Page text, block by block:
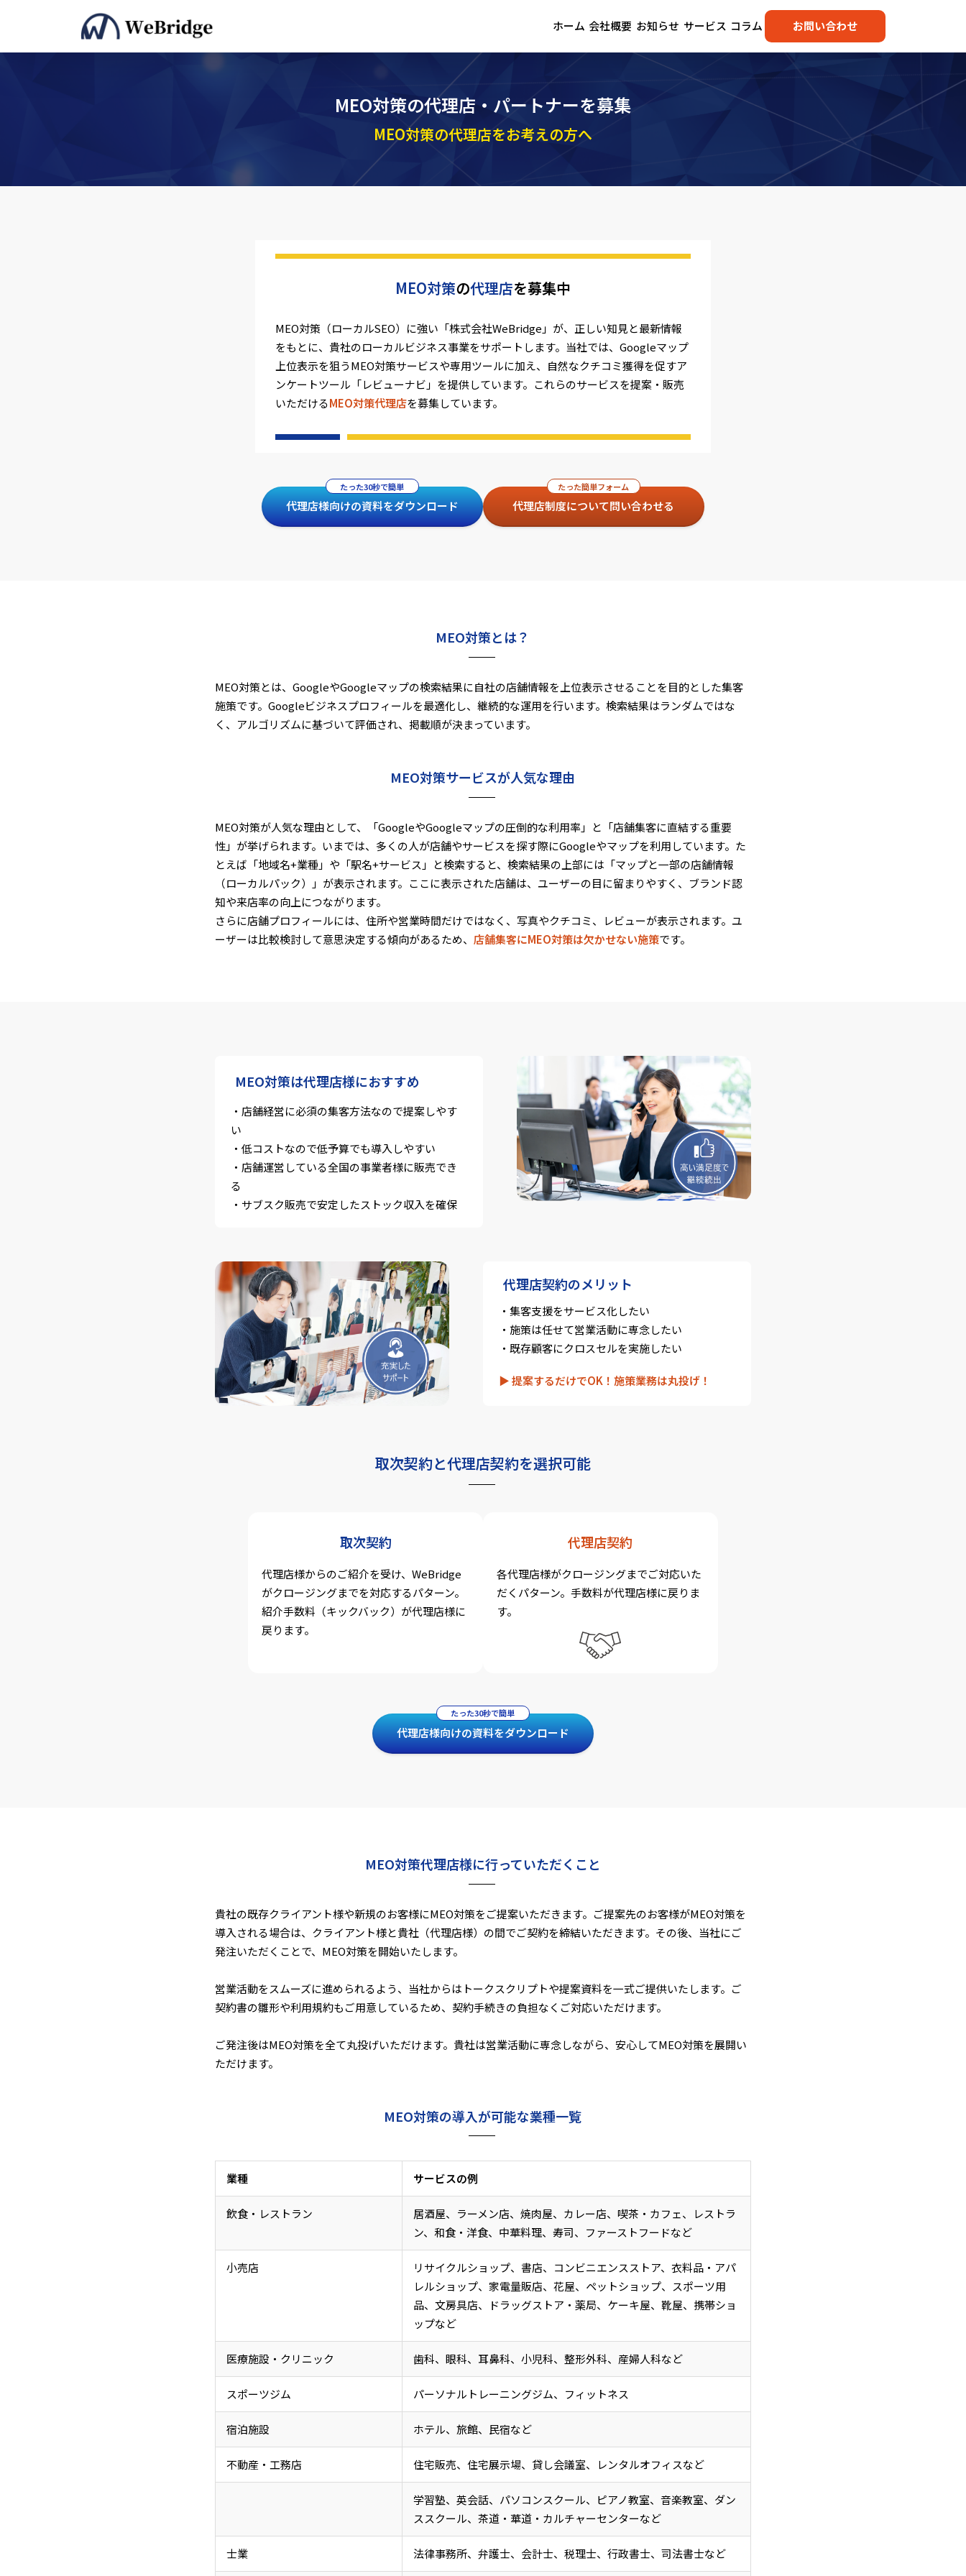
ホーム 会社概要 お知らせ サービス コラム お問い合わせ
MEO対策の代理店・パートナーを募集
MEO対策の代理店をお考えの方へ
MEO対策の代理店を募集中
MEO対策（ローカルSEO）に強い「株式会社WeBridge」が、正しい知見と最新情報
をもとに、貴社のローカルビジネス事業をサポートします。当社では、Googleマップ
上位表示を狙うMEO対策サービスや専用ツールに加え、自然なクチコミ獲得を促すア
ンケートツール「レビューナビ」を提供しています。これらのサービスを提案・販売
いただけるMEO対策代理店を募集しています。
たった30秒で簡単
代理店様向けの資料をダウンロード
たった簡単フォーム
代理店制度について問い合わせる
MEO対策とは？
MEO対策とは、GoogleやGoogleマップの検索結果に自社の店舗情報を上位表示させることを目的とした集客
施策です。Googleビジネスプロフィールを最適化し、継続的な運用を行います。検索結果はランダムではな
く、アルゴリズムに基づいて評価され、掲載順が決まっています。
MEO対策サービスが人気な理由
MEO対策が人気な理由として、「GoogleやGoogleマップの圧倒的な利用率」と「店舗集客に直結する重要
性」が挙げられます。いまでは、多くの人が店舗やサービスを探す際にGoogleやマップを利用しています。た
とえば「地域名+業種」や「駅名+サービス」と検索すると、検索結果の上部には「マップと一部の店舗情報
（ローカルパック）」が表示されます。ここに表示された店舗は、ユーザーの目に留まりやすく、ブランド認
知や来店率の向上につながります。
さらに店舗プロフィールには、住所や営業時間だけではなく、写真やクチコミ、レビューが表示されます。ユ
ーザーは比較検討して意思決定する傾向があるため、 店舗集客にMEO対策は欠かせない施策です。
MEO対策は代理店様におすすめ
・店舗経営に必須の集客方法なので提案しやす
い
・低コストなので低予算でも導入しやすい
・店舗運営している全国の事業者様に販売でき
る
・サブスク販売で安定したストック収入を確保
代理店契約のメリット
・集客支援をサービス化したい
・施策は任せて営業活動に専念したい
・既存顧客にクロスセルを実施したい
▶︎ 提案するだけでOK！施策業務は丸投げ！
取次契約と代理店契約を選択可能
取次契約
代理店様からのご紹介を受け、WeBridge
がクロージングまでを対応するパターン。
紹介手数料（キックバック）が代理店様に
戻ります。
代理店契約
各代理店様がクロージングまでご対応いた
だくパターン。手数料が代理店様に戻りま
す。
たった30秒で簡単
代理店様向けの資料をダウンロード
MEO対策代理店様に行っていただくこと
貴社の既存クライアント様や新規のお客様にMEO対策をご提案いただきます。ご提案先のお客様がMEO対策を
導入される場合は、クライアント様と貴社（代理店様）の間でご契約を締結いただきます。その後、当社にご
発注いただくことで、MEO対策を開始いたします。
営業活動をスムーズに進められるよう、当社からはトークスクリプトや提案資料を一式ご提供いたします。ご
契約書の雛形や利用規約もご用意しているため、契約手続きの負担なくご対応いただけます。
ご発注後はMEO対策を全て丸投げいただけます。貴社は営業活動に専念しながら、安心してMEO対策を展開い
ただけます。
MEO対策の導入が可能な業種一覧
業種 サービスの例
飲食・レストラン
居酒屋、ラーメン店、焼肉屋、カレー店、喫茶・カフェ、レストラ
ン、和食・洋食、中華料理、寿司、ファーストフードなど
小売店
リサイクルショップ、書店、コンビニエンスストア、衣料品・アパ
レルショップ、家電量販店、花屋、ペットショップ、スポーツ用
品、文房具店、ドラッグストア・薬局、ケーキ屋、靴屋、携帯ショ
ップなど
医療施設・クリニック 歯科、眼科、耳鼻科、小児科、整形外科、産婦人科など
スポーツジム パーソナルトレーニングジム、フィットネス
宿泊施設 ホテル、旅館、民宿など
不動産・工務店 住宅販売、住宅展示場、貸し会議室、レンタルオフィスなど
学習塾、英会話、パソコンスクール、ピアノ教室、音楽教室、ダン
ススクール、茶道・華道・カルチャーセンターなど
士業 法律事務所、弁護士、会計士、税理士、行政書士、司法書士など